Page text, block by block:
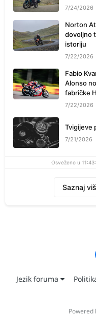
7/24/2026
Norton
dovoljno
istoriju
7/22/2026
Fabio
Alonso
fabričke
7/22/2026
Tvigijeve
7/21/2026
Osveženo u
Saznaj
Jezik foruma
Powered